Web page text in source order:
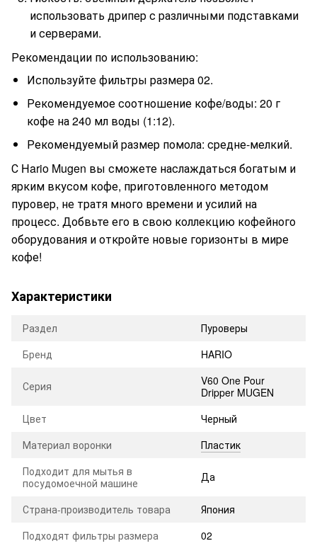
использовать дрипер с различными подставками
и серверами.
Рекомендации по использованию:
Используйте фильтры размера 02.
Рекомендуемое соотношение кофе/воды: 20 г
кофе на 240 мл воды (1:12).
Рекомендуемый размер помола: средне-мелкий.
С Hario Mugen вы сможете наслаждаться богатым и
ярким вкусом кофе, приготовленного методом
пуровер, не тратя много времени и усилий на
процесс. Добвьте его в свою коллекцию кофейного
оборудования и откройте новые горизонты в мире
кофе!
Характеристики
Раздел
Пуроверы
Бренд
HARIO
Серия
V60 One Pour
Dripper MUGEN
Цвет
Черный
Материал воронки
Пластик
Подходит для мытья в
посудомоечной машине
Да
Страна-производитель товара
Япония
Подходят фильтры размера
02